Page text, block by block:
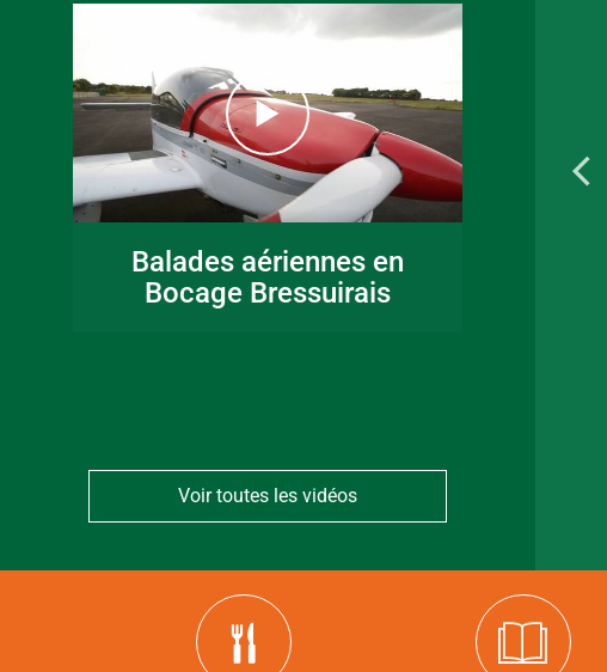
Balades aériennes en
Bocage Bressuirais
Voir toutes les vidéos
16 juin 2026
Fête de la musique
en Bocage